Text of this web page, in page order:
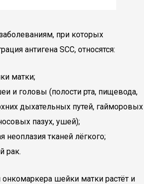
при которых
антигена SCC, относятся:
матки;
и головы (полости рта, пищевода,
дыхательных путей, гайморовых
пазух, ушей);
неоплазия тканей лёгкого;
рак.
шейки матки растёт и